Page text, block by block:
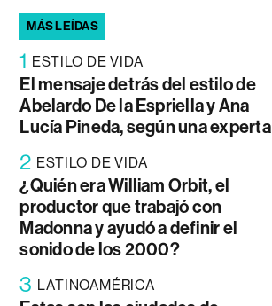
MÁS LEÍDAS
1 ESTILO DE VIDA
El mensaje detrás del estilo de
Abelardo De la Espriella y Ana
Lucía Pineda, según una experta
2 ESTILO DE VIDA
¿Quién era William Orbit, el
productor que trabajó con
Madonna y ayudó a definir el
sonido de los 2000?
3 LATINOAMÉRICA